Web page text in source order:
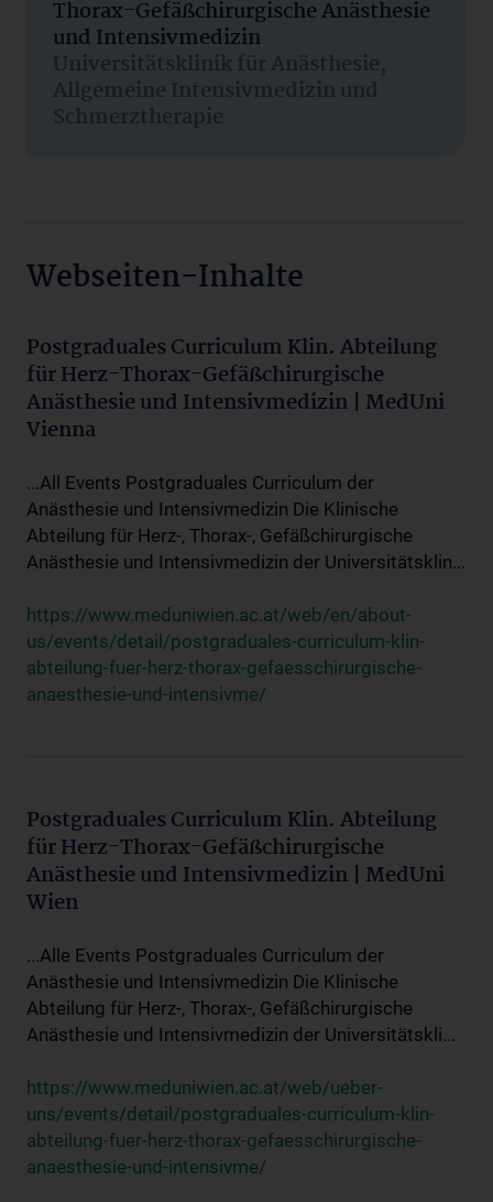
Thorax-Gefäßchirurgische Anästhesie
und Intensivmedizin
Universitätsklinik für Anästhesie,
Allgemeine Intensivmedizin und
Schmerztherapie
Webseiten-Inhalte
Postgraduales Curriculum Klin. Abteilung
für Herz-Thorax-Gefäßchirurgische
Anästhesie und Intensivmedizin | MedUni
Vienna
...All Events Postgraduales Curriculum der
Anästhesie und Intensivmedizin Die Klinische
Abteilung für Herz-, Thorax-, Gefäßchirurgische
Anästhesie und Intensivmedizin der Universitätsklin...
https://www.meduniwien.ac.at/web/en/about-
us/events/detail/postgraduales-curriculum-klin-
abteilung-fuer-herz-thorax-gefaesschirurgische-
anaesthesie-und-intensivme/
Postgraduales Curriculum Klin. Abteilung
für Herz-Thorax-Gefäßchirurgische
Anästhesie und Intensivmedizin | MedUni
Wien
...Alle Events Postgraduales Curriculum der
Anästhesie und Intensivmedizin Die Klinische
Abteilung für Herz-, Thorax-, Gefäßchirurgische
Anästhesie und Intensivmedizin der Universitätskli...
https://www.meduniwien.ac.at/web/ueber-
uns/events/detail/postgraduales-curriculum-klin-
abteilung-fuer-herz-thorax-gefaesschirurgische-
anaesthesie-und-intensivme/